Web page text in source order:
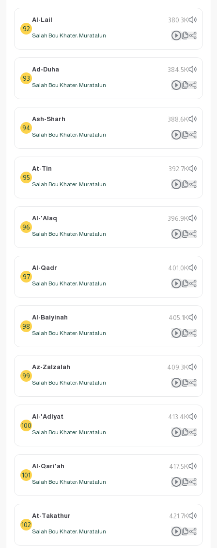
92
Al-Lail 380.3K
Salah Bou Khater: Muratalun
93
Ad-Duha 384.5K
Salah Bou Khater: Muratalun
94
Ash-Sharh 388.6K
Salah Bou Khater: Muratalun
95
At-Tin 392.7K
Salah Bou Khater: Muratalun
96
Al-'Alaq 396.9K
Salah Bou Khater: Muratalun
97
Al-Qadr 401.0K
Salah Bou Khater: Muratalun
98
Al-Baiyinah 405.1K
Salah Bou Khater: Muratalun
99
Az-Zalzalah 409.3K
Salah Bou Khater: Muratalun
100
Al-'Adiyat 413.4K
Salah Bou Khater: Muratalun
101
Al-Qari'ah 417.5K
Salah Bou Khater: Muratalun
102
At-Takathur 421.7K
Salah Bou Khater: Muratalun